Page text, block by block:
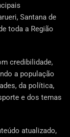
Santana de
toda a Região
credibilidade,
a população
da política,
e dos temas
atualizado,